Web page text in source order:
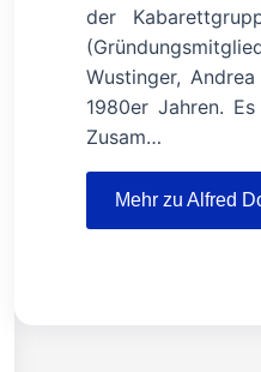
der
Wustinger,
1980er Jahren.
Zusam…
Mehr zu Alfred